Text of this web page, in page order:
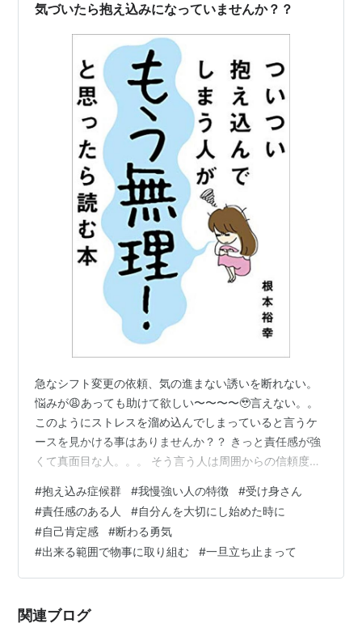
気づいたら抱え込みになっていませんか？？
急なシフト変更の依頼、気の進まない誘いを断れない。
悩みが😩あっても助けて欲しい〜〜〜〜🥹言えない。。
このようにストレスを溜め込んでしまっていると言うケ
ースを見かける事はありませんか？？ きっと責任感が強
くて真面目な人。。。 そう言う人は周囲からの信頼度が
ないと思うあまりに、苦しさを感じて息切れをしながら
我慢して 走り続けているという💨こともあります。 わた
しも含め真面目な人の特徴でもある。 そんな状況を『抱
え込み症候群』と表現することを知りましたので、著書
を元にご紹介します。 ⑴抱え込み症候群の特徴 ①自己
#抱え込み症候群 #我慢強い人の特徴 #受け身さん
#責任感のある人 #自分んを大切にし始めた時に
#自己肯定感 #断わる勇気
#出来る範囲で物事に取り組む #一旦立ち止まって
関連ブログ